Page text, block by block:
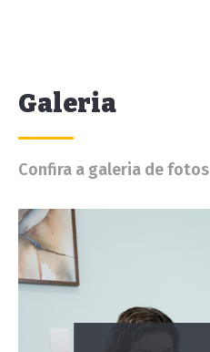
Galeria
Confira a galeria de fotos